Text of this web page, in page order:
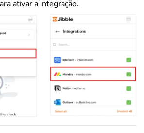
ativar a integração.